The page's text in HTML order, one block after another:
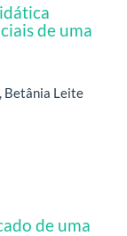
de uma
Betânia Leite
de uma